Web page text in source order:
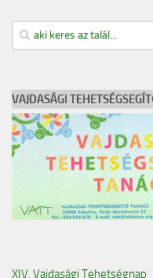
VAJDASÁGI
XIV. Vajdasági Tehetségnap